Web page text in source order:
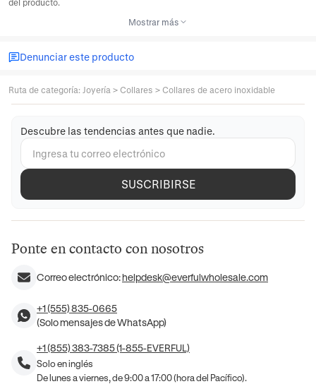
del producto.
Mostrar más
Denunciar este producto
Ruta de categoría: Joyería > Collares > Collares de acero inoxidable
Descubre las tendencias antes que nadie.
SUSCRIBIRSE
Ponte en contacto con nosotros
Correo electrónico:helpdesk@everfulwholesale.com
+1 (555) 835-0665
(Solo mensajes de WhatsApp)
+1 (855) 383-7385 (1-855-EVERFUL)
Solo en inglés
De lunes a viernes, de 9:00 a 17:00 (hora del Pacífico).